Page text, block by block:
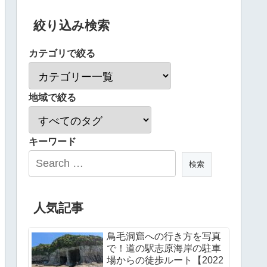
絞り込み検索
カテゴリで絞る
地域で絞る
キーワード
人気記事
鳥毛洞窟への行き方を写真
で！道の駅志原海岸の駐車
場からの徒歩ルート【2022